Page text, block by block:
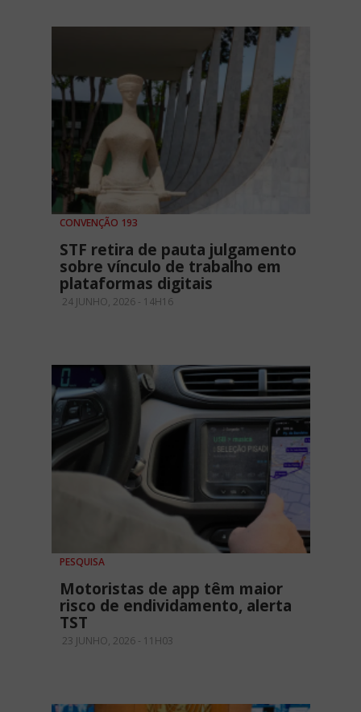
CONVENÇÃO 193
STF retira de pauta julgamento
sobre vínculo de trabalho em
plataformas digitais
24 JUNHO, 2026 - 14H16
PESQUISA
Motoristas de app têm maior
risco de endividamento, alerta
TST
23 JUNHO, 2026 - 11H03